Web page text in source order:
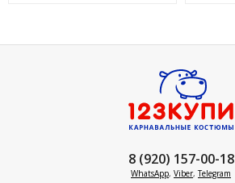
8 (920) 157-00-18
WhatsApp, Viber,Telegram